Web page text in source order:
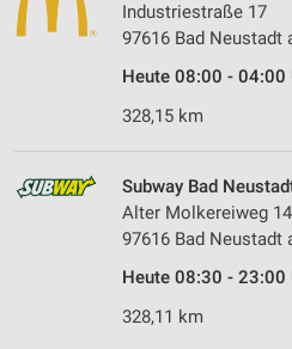
Industriestraße 17
97616 Bad Neustadt
Heute 08:00 - 04:00
328,15 km
Subway Bad
Alter Molkereiweg 14
97616 Bad Neustadt
Heute 08:30 - 23:00
328,11 km